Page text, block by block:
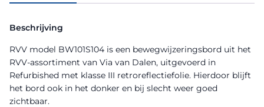
Beschrijving
RVV model BW101S104 is een bewegwijzeringsbord uit het
RVV-assortiment van Via van Dalen, uitgevoerd in
Refurbished met klasse III retroreflectiefolie. Hierdoor blijft
het bord ook in het donker en bij slecht weer goed
zichtbaar.